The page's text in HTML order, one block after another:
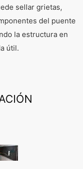
sellar grietas,
del puente
la estructura en
útil.